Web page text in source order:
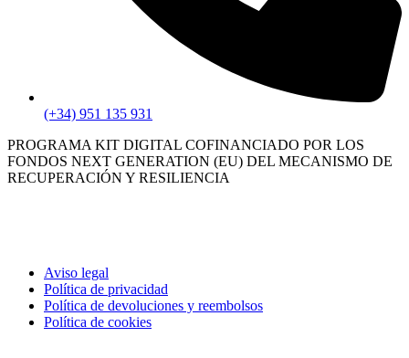
(+34) 951 135 931
PROGRAMA KIT DIGITAL COFINANCIADO POR LOS
FONDOS NEXT GENERATION (EU) DEL MECANISMO DE
RECUPERACIÓN Y RESILIENCIA
Aviso legal
Política de privacidad
Política de devoluciones y reembolsos
Política de cookies